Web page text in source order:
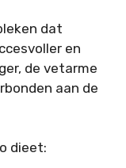
dat
en
de vetarme
aan de
dieet: